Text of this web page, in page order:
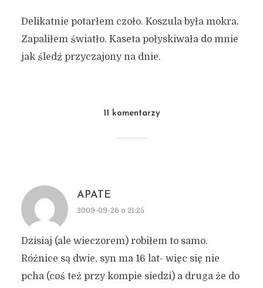
Delikatnie potarłem czoło. Koszula była mokra.
Zapaliłem światło. Kaseta połyskiwała do mnie
jak śledź przyczajony na dnie.
11 komentarzy
APATE
2009-09-26 o 21:25
Dzisiaj (ale wieczorem) robiłem to samo.
Różnice są dwie, syn ma 16 lat- więc się nie
pcha (coś też przy kompie siedzi) a druga że do